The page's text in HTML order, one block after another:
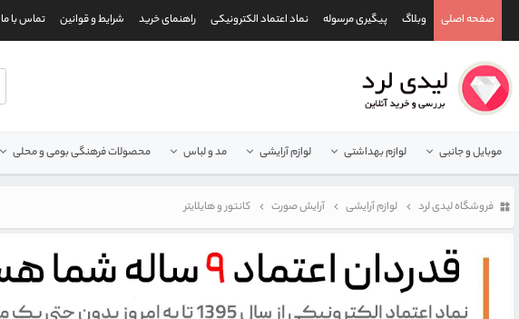
صفحه اصلی وبلاگ پیگیری مرسوله نماد اعتماد الکترونیکی راهنمای خرید شرایط و قوانین تماس با ما
موبایل و جانبی لوازم بهداشتی لوازم آرایشی مد و لباس محصولات فرهنگی بومی و محلی
فروشگاه لیدی لرد لوازم آرایشی آرایش صورت کانتور و هایلایتر